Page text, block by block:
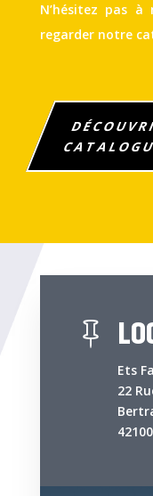
N’hésitez pas à
regarder notre

Ets
22